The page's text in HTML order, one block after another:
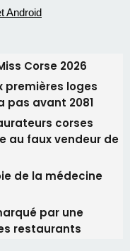
Corse 2026
premières loges
pas avant 2081
corses
au faux vendeur de
de la médecine
par une
restaurants